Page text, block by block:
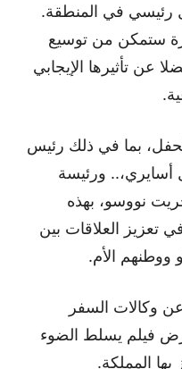
رئيسي في المنطقة.
ستمكن من توسيع
عن تأثيرها الإيجابي
بما في ذلك رئيس
أسايري،.. ورئيسة
نووسو، بهذه
تعزيز العلاقات بين
ووطنهم الأم.
وكالات السفر
فيلم يسلط الضوء
بها المملكة.